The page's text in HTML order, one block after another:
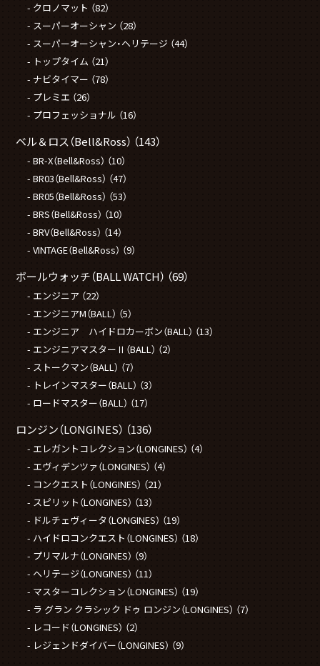
クロノマット （82）
スーパーオーシャン （28）
スーパーオーシャン・ヘリテージ （44）
トップタイム （21）
ナビタイマー （78）
プレミエ （26）
プロフェッショナル （16）
ベル＆ロス（Bell&Ross） （143）
BR-X（Bell&Ross） （10）
BR03（Bell&Ross） （47）
BR05（Bell&Ross） （53）
BRS（Bell&Ross） （10）
BRV（Bell&Ross） （14）
VINTAGE（Bell&Ross） （9）
ボールウォッチ（BALL WATCH） （69）
エンジニア （22）
エンジニアM（BALL） （5）
エンジニア ハイドロカーボン（BALL） （13）
エンジニアマスターⅡ（BALL） （2）
ストークマン（BALL） （7）
トレインマスター（BALL） （3）
ロードマスター（BALL） （17）
ロンジン（LONGINES） （136）
エレガントコレクション（LONGINES） （4）
エヴィデンツァ（LONGINES） （4）
コンクエスト（LONGINES） （21）
スピリット（LONGINES） （13）
ドルチェヴィータ（LONGINES） （19）
ハイドロコンクエスト（LONGINES） （18）
プリマルナ（LONGINES） （9）
ヘリテージ（LONGINES） （11）
マスターコレクション（LONGINES） （19）
ラ グラン クラシック ドゥ ロンジン（LONGINES） （7）
レコード（LONGINES） （2）
レジェンドダイバー（LONGINES） （9）